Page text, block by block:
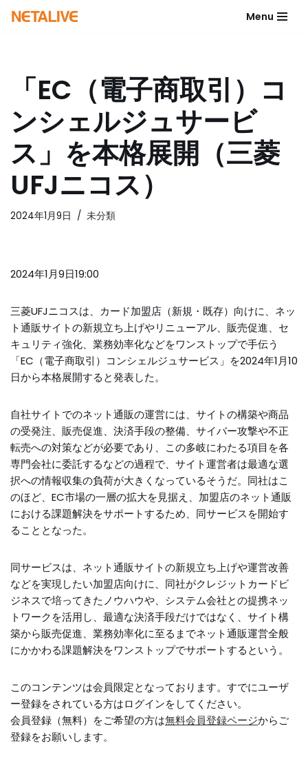
へ
ス
キ
プ
Menu
「EC（電子商取引）コ
ンシェルジュサービ
ス」を本格展開（三菱
UFJニコス）
2024年1月9日 未分類
2024年1月9日19:00
三菱UFJニコスは、カード加盟店（新規・既存）向けに、ネッ
ト通販サイトの新規立ち上げやリニューアル、販売促進、セ
キュリティ強化、業務効率化などをワンストップで手伝う
「EC（電子商取引）コンシェルジュサービス」を2024年1月10
日から本格展開すると発表した。
自社サイトでのネット通販の運営には、サイトの構築や商品
の受発注、販売促進、決済手段の整備、サイバー攻撃や不正
転売への対策などが必要であり、この多岐にわたる項目を各
専門会社に委託するなどの過程で、サイト運営者は最適な選
択への情報収集の負荷が大きくなっているそうだ。同社はこ
のほど、EC市場の一層の拡大を見据え、加盟店のネット通販
における課題解決をサポートするため、同サービスを開始す
ることとなった。
同サービスは、ネット通販サイトの新規立ち上げや運営改善
などを実現したい加盟店向けに、同社がクレジットカードビ
ジネスで培ってきたノウハウや、システム会社との提携ネッ
トワークを活用し、最適な決済手段だけではなく、サイト構
築から販売促進、業務効率化に至るまでネット通販運営全般
にかかわる課題解決をワンストップでサポートするという。
このコンテンツは会員限定となっております。すでにユーザ
ー登録をされている方はログインをしてください。
会員登録（無料）をご希望の方は無料会員登録ページからご
登録をお願いします。